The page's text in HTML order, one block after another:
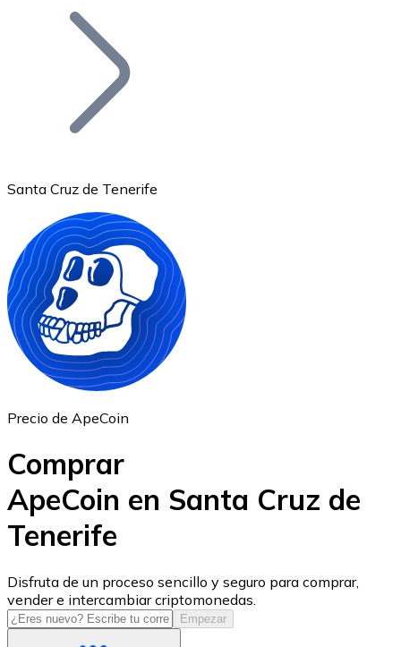
Bitcoin
Ethereum
ETH
USD Coin
USDC
Santa Cruz de Tenerife
Precio de ApeCoin
Comprar
ApeCoin en Santa Cruz de
Tenerife
Disfruta de un proceso sencillo y seguro para comprar,
vender e intercambiar criptomonedas.
Empezar